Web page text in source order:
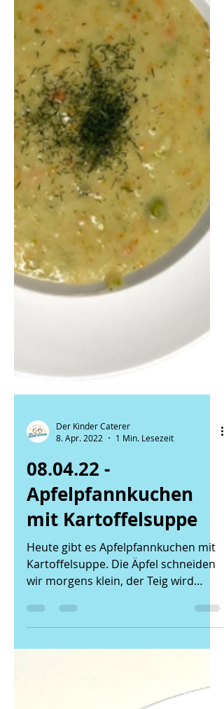
Der Kinder Caterer
8. Apr. 2022
08.04.22 -
Apfelpfannkuchen
mit Kartoffelsuppe
Heute gibt es Apfelpfannkuchen mit
Kartoffelsuppe. Die Äpfel schneiden